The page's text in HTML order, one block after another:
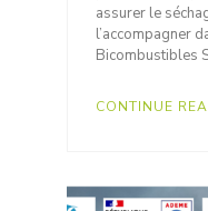
assurer le
l’accompagner
Bicombustibles
CONTINUE